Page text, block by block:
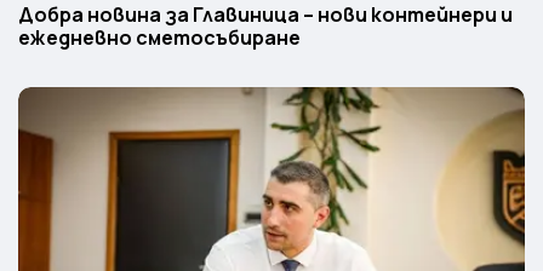
Добра новина за Главиница – нови контейнери и
ежедневно сметосъбиране